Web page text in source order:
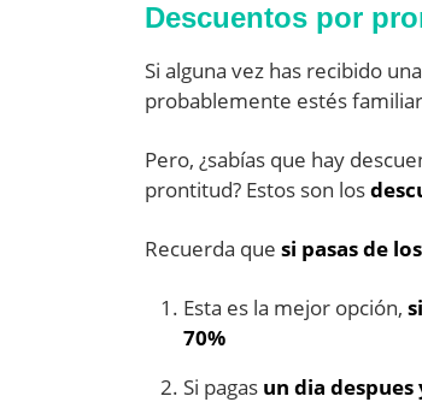
Descuentos por
Si alguna vez has recibido una
probablemente estés
Pero, ¿sabías que hay
prontitud? Estos son los
Recuerda que si pasas de
Esta es la mejor opción,
70%
Si pagas un dia